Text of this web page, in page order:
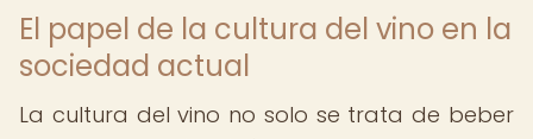
El papel de la cultura del vino en la
sociedad actual
La cultura del vino no solo se trata de beber